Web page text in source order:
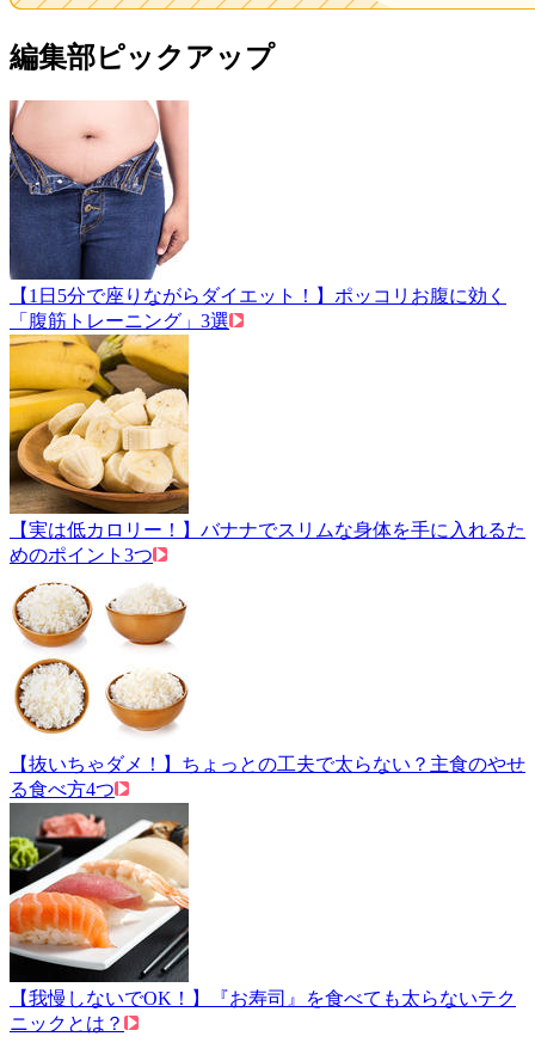
編集部ピックアップ
【1日5分で座りながらダイエット！】ポッコリお腹に効く
「腹筋トレーニング」3選
【実は低カロリー！】バナナでスリムな身体を手に入れるた
めのポイント3つ
【抜いちゃダメ！】ちょっとの工夫で太らない？主食のやせ
る食べ方4つ
【我慢しないでOK！】『お寿司』を食べても太らないテク
ニックとは？